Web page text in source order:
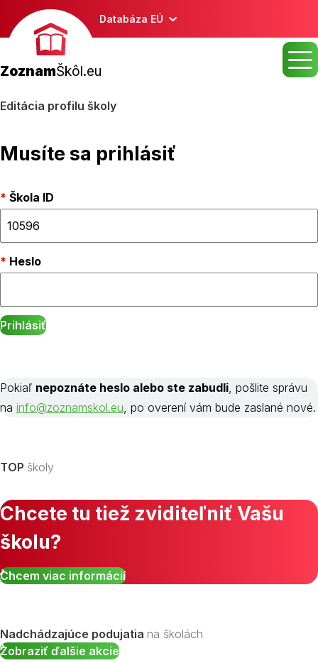
Databáza EÚ
ZoznamŠkôl.eu
Editácia profilu školy
Musíte sa prihlásiť
Škola ID
Heslo
Pokiaľ nepoznáte heslo alebo ste zabudli, pošlite správu
na info@zoznamskol.eu, po overení vám bude zaslané nové.
TOP školy
Chcete tu tiež zviditeľniť Vašu
školu?
Chcem viac informácií
Nadchádzajúce podujatia na školách
Zobraziť ďalšie akcie